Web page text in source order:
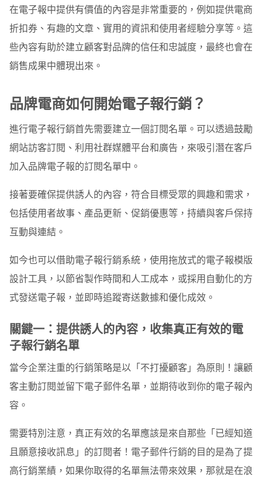
第三階段：決策 Decision
電商必學 10 個電子報內容策略，有效提高訂單轉換率
02 幫助顧客認識品牌價值
03 強化商品獨特賣點
06 購物車未結帳限時折扣
07 使用者回饋與滿意度調查
08 專屬品牌的周年慶活動
09 應景的節慶行銷活動
10 Upselling 和 Cross-selling
追蹤電商平台數據，優化電子報行銷轉換率
現在開始你的電子報行銷活動
在電子報中提供有價值的內容是非常重要的，例如提供電商
折扣券、有趣的文章、實用的資訊和使用者經驗分享等。這
些內容有助於建立顧客對品牌的信任和忠誠度，最終也會在
銷售成果中體現出來。
品牌電商如何開始電子報行銷？
進行電子報行銷首先需要建立一個訂閱名單。可以透過鼓勵
網站訪客訂閱、利用社群媒體平台和廣告，來吸引潛在客戶
加入品牌電子報的訂閱名單中。
接著要確保提供誘人的內容，符合目標受眾的興趣和需求，
包括使用者故事、產品更新、促銷優惠等，持續與客戶保持
互動與連結。
如今也可以借助電子報行銷系統，使用拖放式的電子報模版
設計工具，以節省製作時間和人工成本，或採用自動化的方
式發送電子報，並即時追蹤寄送數據和優化成效。
關鍵一：提供誘人的內容，收集真正有效的電
子報行銷名單
當今企業注重的行銷策略是以「不打擾顧客」為原則！讓顧
客主動訂閱並留下電子郵件名單，並期待收到你的電子報內
容。
需要特別注意，真正有效的名單應該是來自那些「已經知道
且願意接收訊息」的訂閱者！電子郵件行銷的目的是為了提
高行銷業績，如果你取得的名單無法帶來效果，那就是在浪